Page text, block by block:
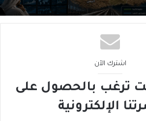
يُعيدُ رَسمَ خريطةِ الطاقة
اشترك الآن
ترغب بالحصول على
الإلكترونية